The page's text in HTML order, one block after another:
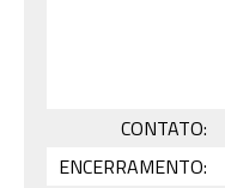
CONTATO:
ENCERRAMENTO: